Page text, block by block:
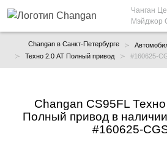
Чанган
Мэйджор
Changan в Санкт-Петербурге
Техно 2.0 AT Полный привод
#160625-
Changan CS95FL
Полный привод в
#160625-